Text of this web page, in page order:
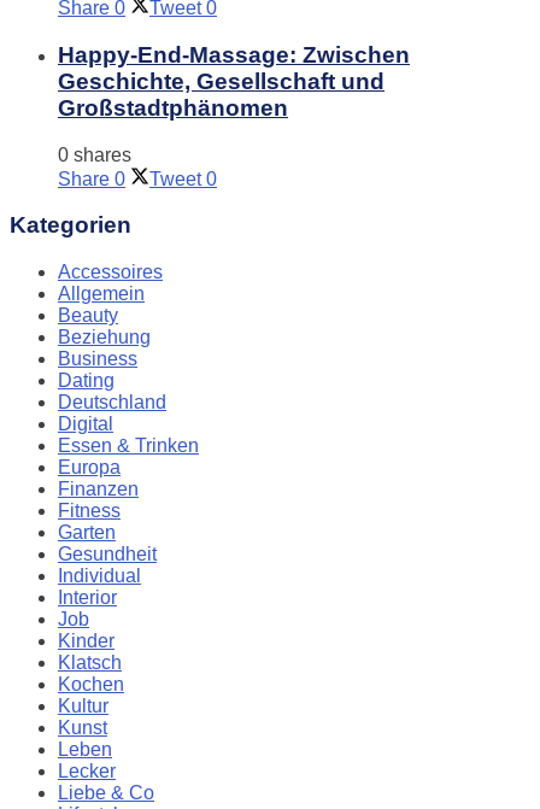
Share 0 Tweet 0
Happy-End-Massage: Zwischen
Geschichte, Gesellschaft und
Großstadtphänomen
0 shares
Share 0 Tweet 0
Kategorien
Accessoires
Allgemein
Beauty
Beziehung
Business
Dating
Deutschland
Digital
Essen & Trinken
Europa
Finanzen
Fitness
Garten
Gesundheit
Individual
Interior
Job
Kinder
Klatsch
Kochen
Kultur
Kunst
Leben
Lecker
Liebe & Co